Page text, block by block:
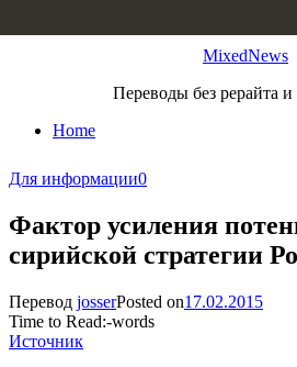
MixedNews
Переводы без рерайта
Home
Для информации0
Фактор усиления
сирийской стратегии
Перевод josserPosted on17.02.2015
Time to Read:-words
Источник